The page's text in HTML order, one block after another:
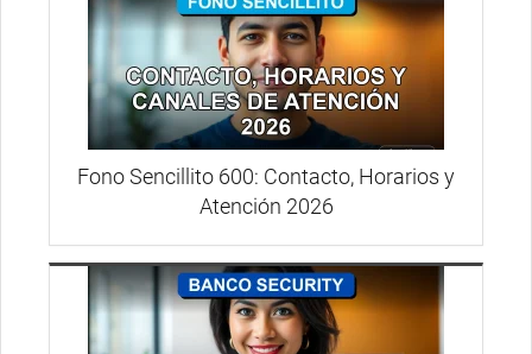
Fono Sencillito 600: Contacto, Horarios y
Atención 2026